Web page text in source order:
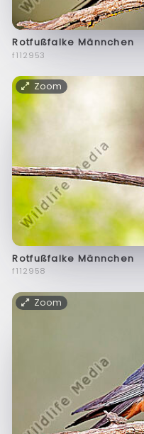
Rotfußfalke Männchen
f112953
Zoom
Rotfußfalke Männchen
f112958
Zoom